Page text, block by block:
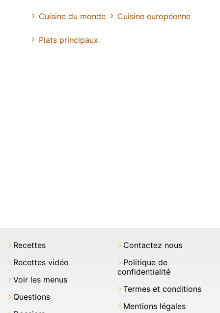
Cuisine du monde Cuisine européenne
Plats principaux
Recettes
Recettes vidéo
Voir les menus
Questions
Contactez nous
Politique de
confidentialité
Termes et conditions
Mentions légales